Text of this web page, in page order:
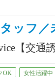
ッフ
【交通
OK 女性活躍中